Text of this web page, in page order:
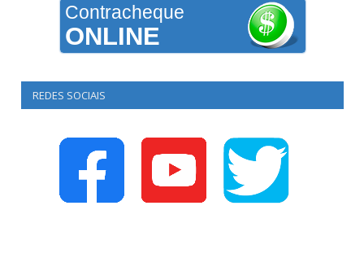
Contracheque
ONLINE
REDES SOCIAIS